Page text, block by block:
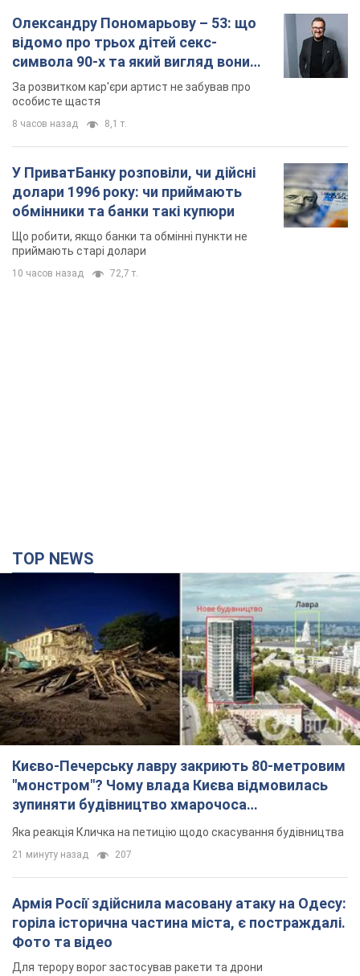
долари 1996 року: чи приймають
обмінники та банки такі купюри
приймають старі долари
Києво-Печерську лавру закриють 80-метровим
"монстром"? Чому влада Києва відмовилась
зупиняти будівництво хмарочоса
"московського вірянина"
Яка реакція Кличка на петицію щодо скасування будівництва
21 минуту назад 207
Армія Росії здійснила масовану атаку на Одесу:
горіла історична частина міста, є постраждалі.
Фото та відео
Для терору ворог застосував ракети та дрони
2 часа назад 51,1 т.
"Воюють проти продовольчої безпеки світу!"
Зеленський заявив, що армія Росії знову цілила
у порт в Одесі
Лише за тиждень проти України використали десятки ракет,